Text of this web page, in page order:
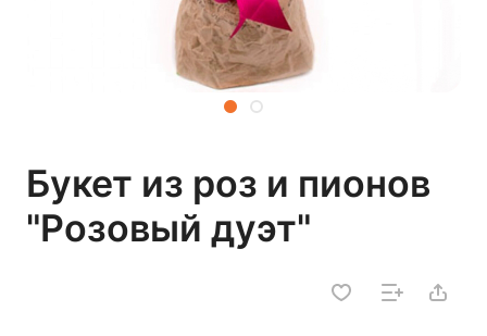
Букет из роз и пионов
"Розовый дуэт"